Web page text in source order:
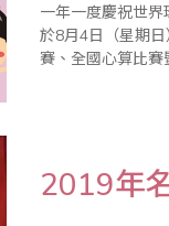
一年一度慶祝世
於8月4日（星期
賽、全國心算比賽
2019年